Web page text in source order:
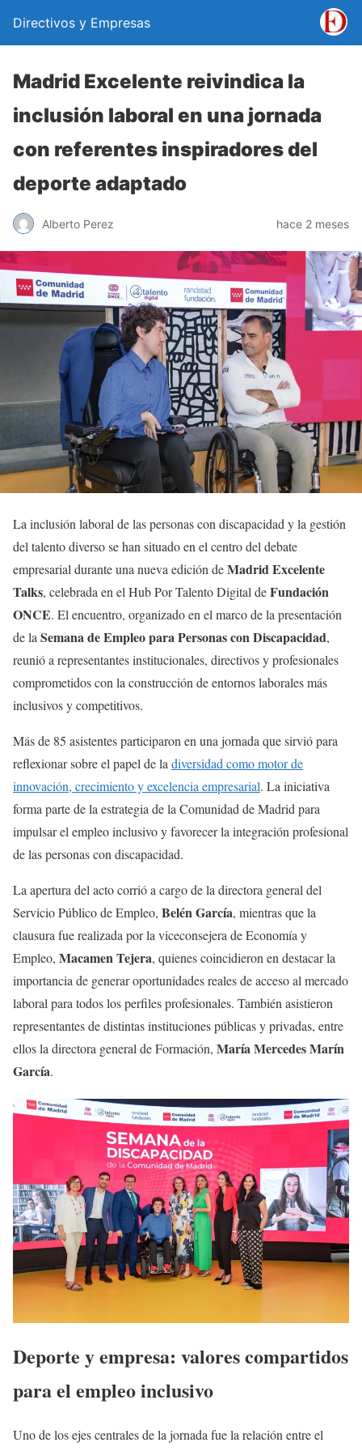
Directivos y Empresas
Madrid Excelente reivindica la
inclusión laboral en una jornada
con referentes inspiradores del
deporte adaptado
Alberto Perez hace 2 meses
La inclusión laboral de las personas con discapacidad y la gestión
del talento diverso se han situado en el centro del debate
empresarial durante una nueva edición deMadrid Excelente
Talks, celebrada en el Hub Por Talento Digital deFundación
ONCE. El encuentro, organizado en el marco de la presentación
de la Semana de Empleo para Personas con Discapacidad,
reunió a representantes institucionales, directivos y profesionales
comprometidos con la construcción de entornos laborales más
inclusivos y competitivos.
Más de 85 asistentes participaron en una jornada que sirvió para
reflexionar sobre el papel de la diversidad como motor de
innovación, crecimiento y excelencia empresarial. La iniciativa
forma parte de la estrategia de la Comunidad de Madrid para
impulsar el empleo inclusivo y favorecer la integración profesional
de las personas con discapacidad.
La apertura del acto corrió a cargo de la directora general del
Servicio Público de Empleo, Belén García, mientras que la
clausura fue realizada por la viceconsejera de Economía y
Empleo, Macamen Tejera, quienes coincidieron en destacar la
importancia de generar oportunidades reales de acceso al mercado
laboral para todos los perfiles profesionales. También asistieron
representantes de distintas instituciones públicas y privadas, entre
ellos la directora general de Formación, María Mercedes Marín
García.
Deporte y empresa: valores compartidos
para el empleo inclusivo
Uno de los ejes centrales de la jornada fue la relación entre el